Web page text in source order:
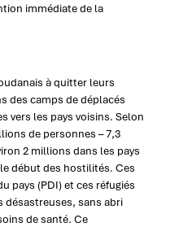
immédiate de la
à quitter leurs
des camps de déplacés
vers les pays voisins. Selon
de personnes – 7,3
2 millions dans les pays
début des hostilités. Ces
pays (PDI) et ces réfugiés
désastreuses, sans abri
de santé. Ce